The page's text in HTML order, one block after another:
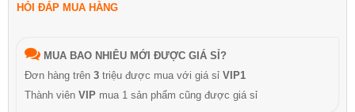
HỎI ĐÁP MUA HÀNG
MUA BAO NHIÊU MỚI ĐƯỢC GIÁ SỈ?
Đơn hàng trên 3 triệu được mua với giá sỉ VIP1
Thành viên VIP mua 1 sản phẩm cũng được giá sỉ